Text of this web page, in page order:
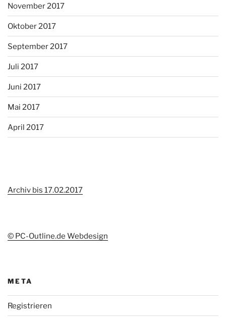
November 2017
Oktober 2017
September 2017
Juli 2017
Juni 2017
Mai 2017
April 2017
Archiv bis 17.02.2017
© PC-Outline.de Webdesign
META
Registrieren